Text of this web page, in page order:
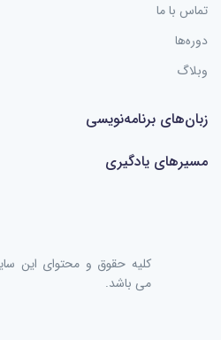
تماس با ما
دوره‌ها
وبلاگ
زبان‌های برنامه‌نویسی
مسیرهای یادگیری
کليه حقوق و محتوای اين
می باشد.